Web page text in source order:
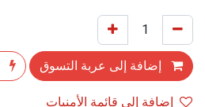
إضافة إلى عربة التسوق
إضافة إلى قائمة الأمنيات